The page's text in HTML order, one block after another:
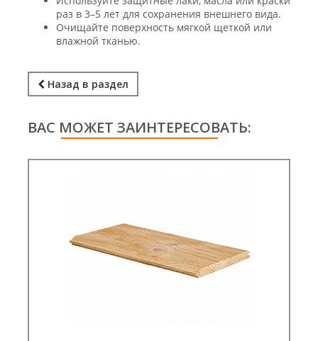
раз в 3–5 лет для сохранения внешнего вида.
Очищайте поверхность мягкой щеткой или
влажной тканью.
Назад в раздел
ВАС МОЖЕТ ЗАИНТЕРЕСОВАТЬ: